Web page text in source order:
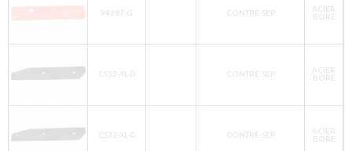
94287-G CONTRE-SEP
ACIER
BORE
CS32-XL-D CONTRE-SEP
ACIER
BORE
CS32-XL-G CONTRE-SEP
ACIER
BORE